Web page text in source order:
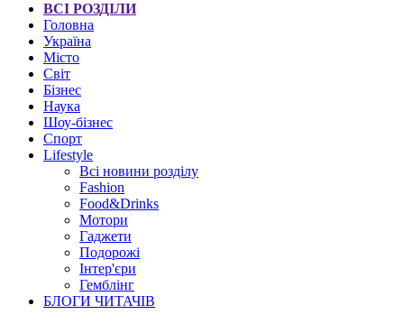
ВСІ РОЗДІЛИ
Головна
Україна
Місто
Світ
Бізнес
Наука
Шоу-бізнес
Спорт
Lifestyle
Всі новини розділу
Fashion
Food&Drinks
Мотори
Гаджети
Подорожі
Інтер'єри
Гемблінг
БЛОГИ ЧИТАЧІВ